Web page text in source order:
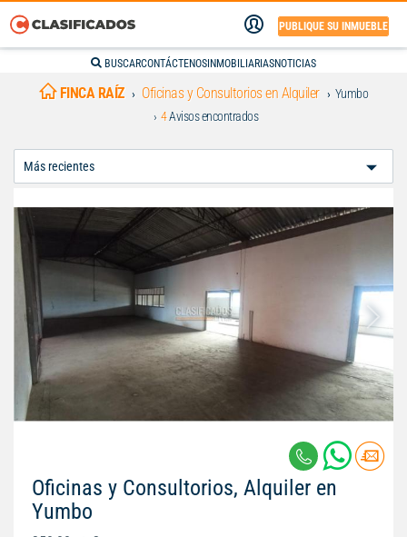
PUBLIQUE SU INMUEBLE
BUSCARCONTÁCTENOS INMOBILIARIASNOTICIAS
FINCA RAÍZ Oficinas y Consultorios en Alquiler
Yumbo
4Avisos encontrados
Oficinas y Consultorios, Alquiler en
Yumbo